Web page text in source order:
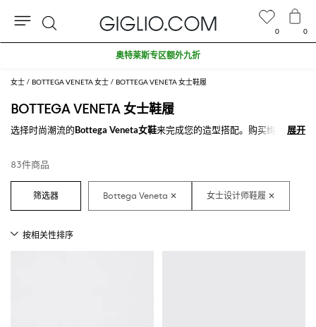
女士 BOTTEGA VENETA 女士 BOTTEGA VENETA 女士鞋履
BOTTEGA VENETA 女士鞋履
选择时尚潮流的Bottega Veneta女鞋来完成您的造型搭配。购买绚丽非凡
在GIGLIO.COM上探索最新款
展开
展开
83件商品
0 0
奥特莱斯专区额外九折